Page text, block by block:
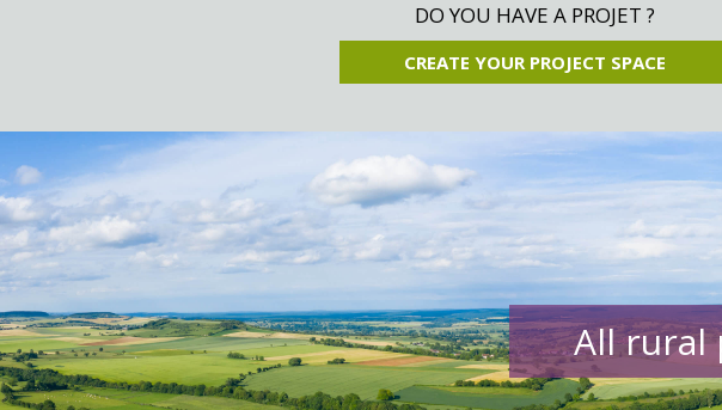
DO YOU HAVE A PROJET ?
CREATE YOUR PROJECT SPACE
All rural